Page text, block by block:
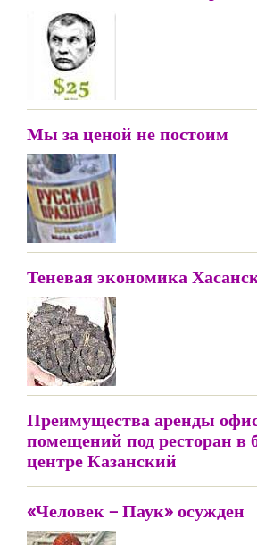
Мы за ценой не постоим
Теневая экономика
Преимущества аренды
помещений под ресторан в
центре Казанский
«Человек – Паук» осужден